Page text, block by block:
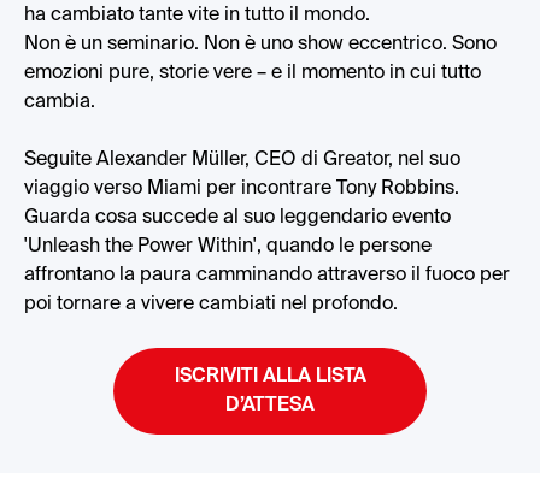
ha cambiato tante vite in tutto il mondo.
Non è un seminario. Non è uno show eccentrico. Sono
emozioni pure, storie vere – e il momento in cui tutto
cambia.
Seguite Alexander Müller, CEO di Greator, nel suo
viaggio verso Miami per incontrare Tony Robbins.
Guarda cosa succede al suo leggendario evento
'Unleash the Power Within', quando le persone
affrontano la paura camminando attraverso il fuoco per
poi tornare a vivere cambiati nel profondo.
ISCRIVITI ALLA LISTA
D’ATTESA